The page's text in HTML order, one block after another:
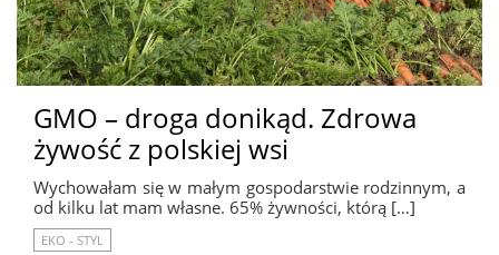
GMO – droga donikąd. Zdrowa
żywość z polskiej wsi
Wychowałam się w małym gospodarstwie rodzinnym, a
od kilku lat mam własne. 65% żywności, którą […]
EKO - STYL